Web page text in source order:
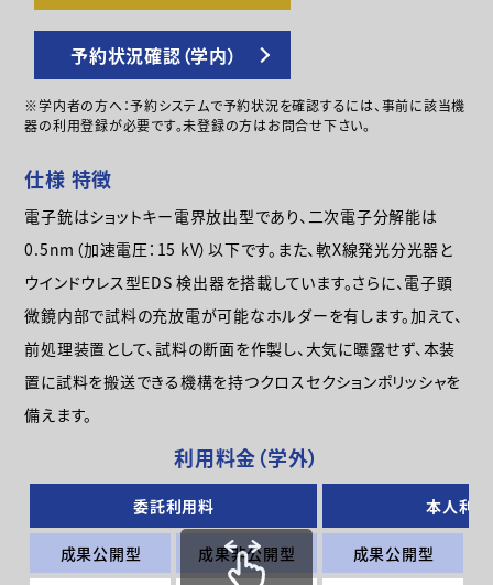
予約状況確認（学内）
※学内者の方へ：予約システムで予約状況を確認するには、事前に該当機
器の利用登録が必要です。未登録の方はお問合せ下さい。
仕様 特徴
電子銃はショットキー電界放出型であり、二次電子分解能は
0.5nm（加速電圧：15 kV）以下です。また、軟X線発光分光器と
ウインドウレス型EDS 検出器を搭載しています。さらに、電子顕
微鏡内部で試料の充放電が可能なホルダーを有します。加えて、
前処理装置として、試料の断面を作製し、大気に曝露せず、本装
置に試料を搬送できる機構を持つクロスセクションポリッシャを
備えます。
利用料金（学外）
委託利用料 本人利
成果公開型 成果非公開型 成果公開型